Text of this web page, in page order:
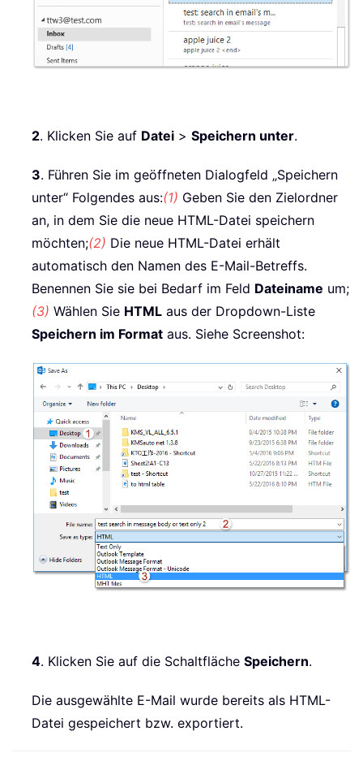
2. Klicken Sie auf Datei > Speichern unter.
3. Führen Sie im geöffneten Dialogfeld „Speichern
unter“ Folgendes aus:(1) Geben Sie den Zielordner
an, in dem Sie die neue HTML-Datei speichern
möchten;(2) Die neue HTML-Datei erhält
automatisch den Namen des E-Mail-Betreffs.
Benennen Sie sie bei Bedarf im Feld Dateiname um;
(3) Wählen Sie HTML aus der Dropdown-Liste
Speichern im Format aus. Siehe Screenshot:
4. Klicken Sie auf die Schaltfläche Speichern.
Die ausgewählte E-Mail wurde bereits als HTML-
Datei gespeichert bzw. exportiert.